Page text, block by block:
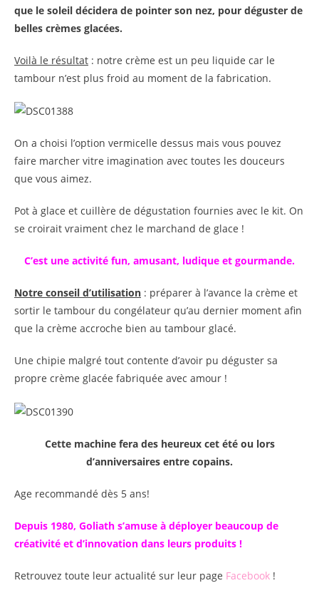
que le soleil décidera de pointer son nez, pour déguster de
belles crèmes glacées.
Voilà le résultat : notre crème est un peu liquide car le
tambour n’est plus froid au moment de la fabrication.
On a choisi l’option vermicelle dessus mais vous pouvez
faire marcher vitre imagination avec toutes les douceurs
que vous aimez.
Pot à glace et cuillère de dégustation fournies avec le kit. On
se croirait vraiment chez le marchand de glace !
C’est une activité fun, amusant, ludique et gourmande.
Notre conseil d’utilisation : préparer à l’avance la crème et
sortir le tambour du congélateur qu’au dernier moment afin
que la crème accroche bien au tambour glacé.
Une chipie malgré tout contente d’avoir pu déguster sa
propre crème glacée fabriquée avec amour !
Cette machine fera des heureux cet été ou lors
d’anniversaires entre copains.
Age recommandé dès 5 ans!
Depuis 1980, Goliath s’amuse à déployer beaucoup de
créativité et d’innovation dans leurs produits !
Retrouvez toute leur actualité sur leur page Facebook !